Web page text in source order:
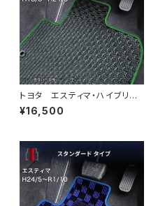
トヨタ エスティマ・ハイブリッ
ド H18/6〜H24/5（前期） 2
0系 フロアマット一式 カーマ
¥16,500